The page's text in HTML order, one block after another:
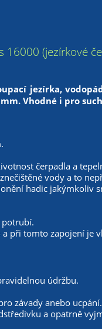
16000 (jezírkové
jezírka,
Vhodné i pro
čerpadla a
vody a to
hadic jakýmkoliv
potrubí.
při tomto zapojení je
údržbu.
závady anebo ucpání.
a opatrně